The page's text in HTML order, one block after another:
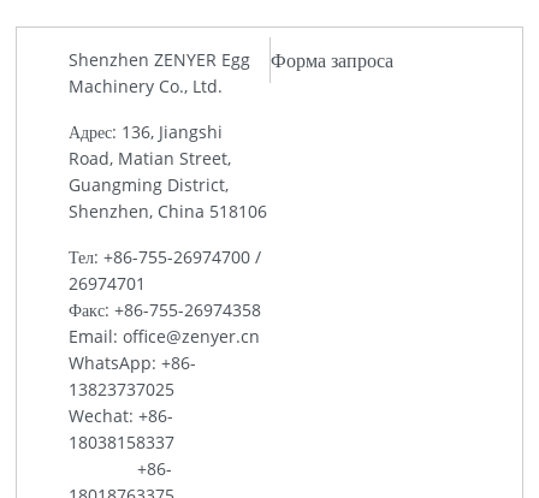
Shenzhen ZENYER Egg
Machinery Co., Ltd.
Адрес: 136, Jiangshi
Road, Matian Street,
Guangming District,
Shenzhen, China 518106
Тел:+86-755-26974700 /
26974701
Факс: +86-755-26974358
Email:office@zenyer.cn
WhatsApp:+86-
13823737025
Wechat: +86-
18038158337
+86-
Форма запроса